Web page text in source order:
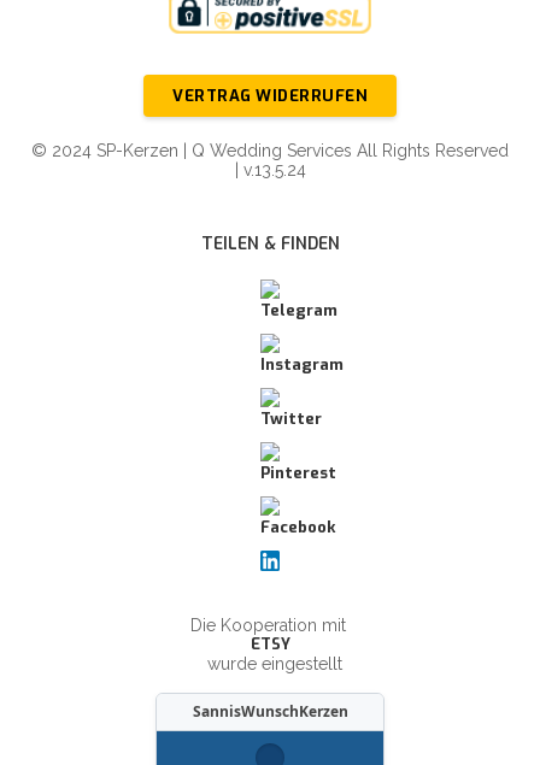
VERTRAG WIDERRUFEN
© 2024 SP-Kerzen | Q Wedding Services All Rights Reserved
| v.13.5.24
TEILEN & FINDEN
Die Kooperation mit
ETSY
wurde eingestellt
SannisWunschKerzen